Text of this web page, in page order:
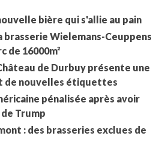
bière qui s'allie au pain
brasserie Wielemans-Ceuppens
de 16000m²
de Durbuy présente une
de nouvelles étiquettes
pénalisée après avoir
Trump
: des brasseries exclues de